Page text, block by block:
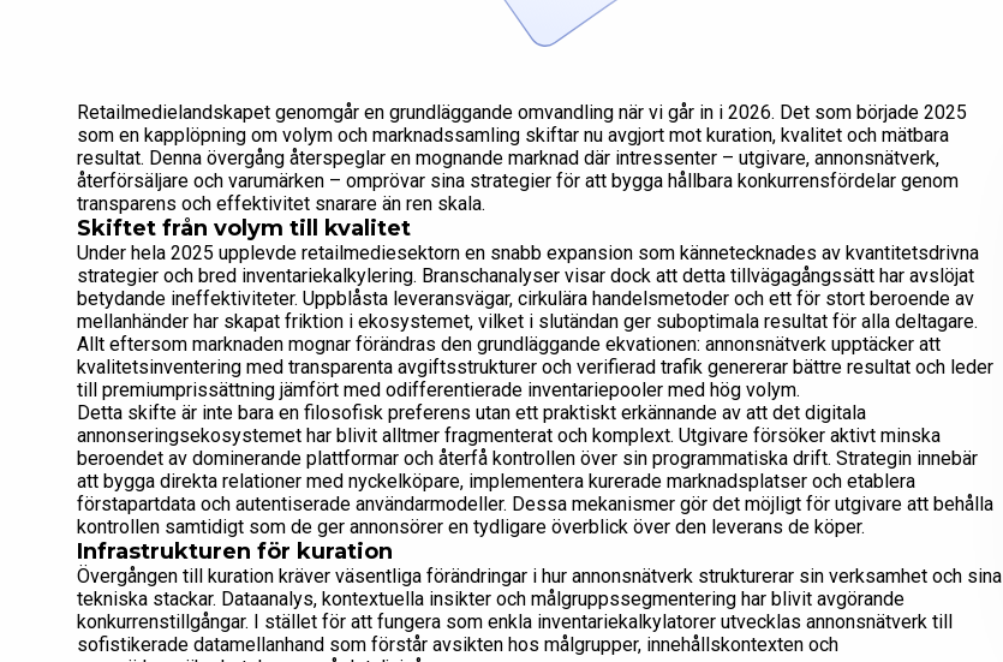
Retailmedielandskapet genomgår en grundläggande omvandling när vi går in i 2026. Det som började 2025
som en kapplöpning om volym och marknadssamling skiftar nu avgjort mot kuration, kvalitet och mätbara
resultat. Denna övergång återspeglar en mognande marknad där intressenter – utgivare, annonsnätverk,
återförsäljare och varumärken – omprövar sina strategier för att bygga hållbara konkurrensfördelar genom
transparens och effektivitet snarare än ren skala.
Skiftet från volym till kvalitet
Under hela 2025 upplevde retailmediesektorn en snabb expansion som kännetecknades av kvantitetsdrivna
strategier och bred inventariekalkylering. Branschanalyser visar dock att detta tillvägagångssätt har avslöjat
betydande ineffektiviteter. Uppblåsta leveransvägar, cirkulära handelsmetoder och ett för stort beroende av
mellanhänder har skapat friktion i ekosystemet, vilket i slutändan ger suboptimala resultat för alla deltagare.
Allt eftersom marknaden mognar förändras den grundläggande ekvationen: annonsnätverk upptäcker att
kvalitetsinventering med transparenta avgiftsstrukturer och verifierad trafik genererar bättre resultat och leder
till premiumprissättning jämfört med odifferentierade inventariepooler med hög volym.
Detta skifte är inte bara en filosofisk preferens utan ett praktiskt erkännande av att det digitala
annonseringsekosystemet har blivit alltmer fragmenterat och komplext. Utgivare försöker aktivt minska
beroendet av dominerande plattformar och återfå kontrollen över sin programmatiska drift. Strategin innebär
att bygga direkta relationer med nyckelköpare, implementera kurerade marknadsplatser och etablera
förstapartdata och autentiserade användarmodeller. Dessa mekanismer gör det möjligt för utgivare att behålla
kontrollen samtidigt som de ger annonsörer en tydligare överblick över den leverans de köper.
Infrastrukturen för kuration
Övergången till kuration kräver väsentliga förändringar i hur annonsnätverk strukturerar sin verksamhet och sina
tekniska stackar. Dataanalys, kontextuella insikter och målgruppssegmentering har blivit avgörande
konkurrenstillgångar. I stället för att fungera som enkla inventariekalkylatorer utvecklas annonsnätverk till
sofistikerade datamellanhand som förstår avsikten hos målgrupper, innehållskontexten och